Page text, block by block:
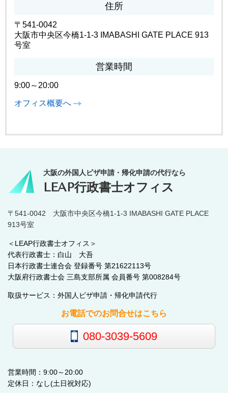
住所
〒541-0042
大阪市中央区今橋1-1-3 IMABASHI GATE PLACE 913
号室
営業時間
9:00～20:00
オフィス概要へ
大阪の外国人ビザ申請・帰化申請の代行なら
LEAP行政書士オフィス
〒541-0042 大阪市中央区今橋1-1-3 IMABASHI GATE PLACE
913号室
＜LEAP行政書士オフィス＞
代表行政書士：白山 大吾
日本行政書士連合会 登録番号 第21622113号
大阪府行政書士会 三島支部所属 会員番号 第008284号
取扱サービス：外国人ビザ申請・帰化申請代行
お電話でのお問合せはこちら
080-3039-5609
営業時間：9:00～20:00
定休日：なし(土日祝対応)